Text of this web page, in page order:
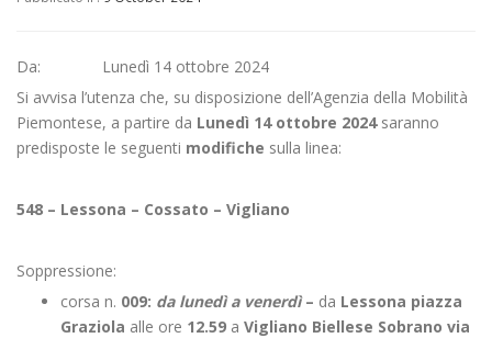
Da: Lunedì 14 ottobre 2024
Si avvisa l’utenza che, su disposizione dell’Agenzia della Mobilità
Piemontese, a partire da Lunedì 14 ottobre 2024saranno
predisposte le seguenti modifiche sulla linea:
548 – Lessona – Cossato – Vigliano
Soppressione:
corsa n. 009: da lunedì a venerdì– da Lessona piazza
Graziola alle ore 12.59 a Vigliano Biellese Sobrano via